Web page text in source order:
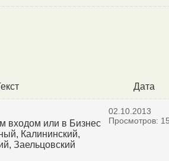
Дата
входом или в Бизнес
Калининский,
Заельцовский
02.10.2013
Просмотров: